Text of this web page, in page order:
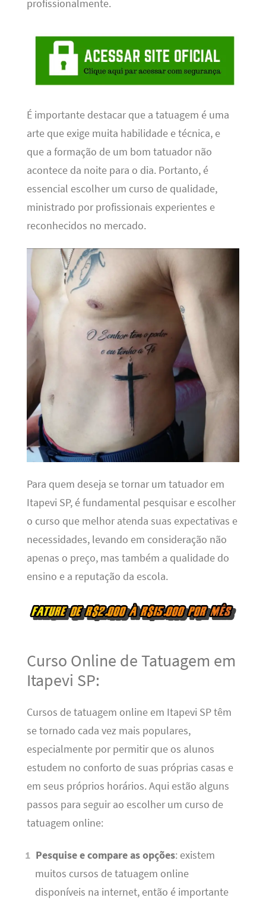
profissionalmente.
É importante destacar que a tatuagem é uma
arte que exige muita habilidade e técnica, e
que a formação de um bom tatuador não
acontece da noite para o dia. Portanto, é
essencial escolher um curso de qualidade,
ministrado por profissionais experientes e
reconhecidos no mercado.
Para quem deseja se tornar um tatuador em
Itapevi SP, é fundamental pesquisar e escolher
o curso que melhor atenda suas expectativas e
necessidades, levando em consideração não
apenas o preço, mas também a qualidade do
ensino e a reputação da escola.
Curso Online de Tatuagem em
Itapevi SP:
Cursos de tatuagem online em Itapevi SP têm
se tornado cada vez mais populares,
especialmente por permitir que os alunos
estudem no conforto de suas próprias casas e
em seus próprios horários. Aqui estão alguns
passos para seguir ao escolher um curso de
tatuagem online:
Pesquise e compare as opções: existem
muitos cursos de tatuagem online
disponíveis na internet, então é importante